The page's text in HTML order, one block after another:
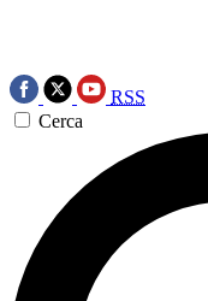
RSS
Cerca